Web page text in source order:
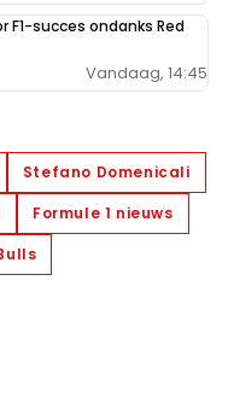
succes ondanks Red
Vandaag, 14:45
Stefano Domenicali
Formule 1 nieuws